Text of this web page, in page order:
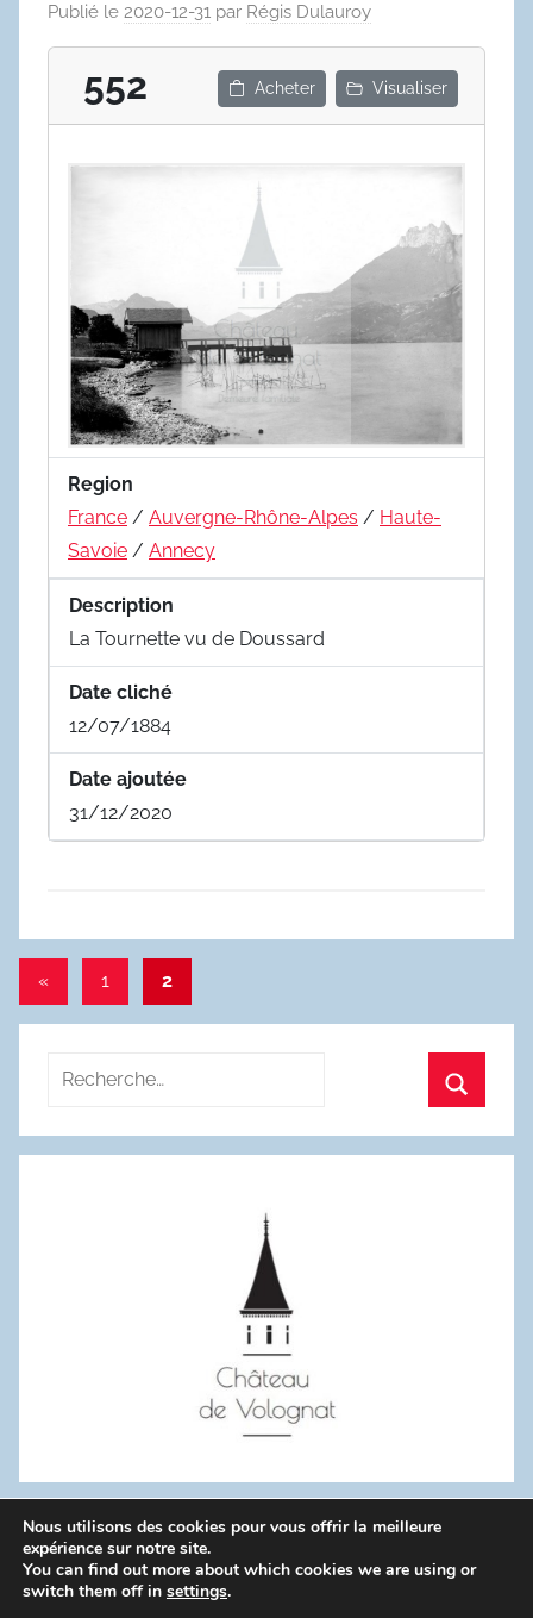
Publié le 2020-12-31 par Régis Dulauroy
552 Acheter Visualiser
Region
France / Auvergne-Rhône-Alpes / Haute-
Savoie / Annecy
Description
La Tournette vu de Doussard
Date cliché
12/07/1884
Date ajoutée
31/12/2020
Pagination
des
publications
«Publications
1 2
Recherche
:
WordPress Theme: Donovan by ThemeZee.
Nous utilisons des cookies pour vous offrir la meilleure
expérience sur notre site.
You can find out more about which cookies we are using or
switch them off in settings.